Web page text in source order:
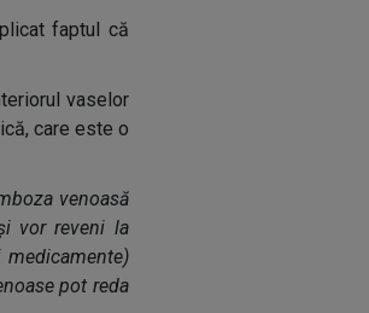
faptul că
vaselor
care este o
venoasă
vor reveni la
pot reda